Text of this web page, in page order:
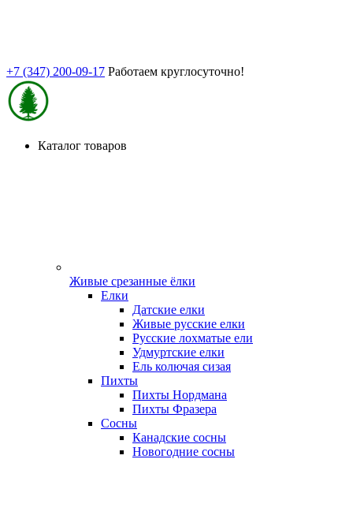
+7 (347) 200-09-17 Работаем круглосуточно!
Каталог товаров
Живые срезанные ёлки
Елки
Датские елки
Живые русские елки
Русские лохматые ели
Удмуртские елки
Ель колючая сизая
Пихты
Пихты Нордмана
Пихты Фразера
Сосны
Канадские сосны
Новогодние сосны